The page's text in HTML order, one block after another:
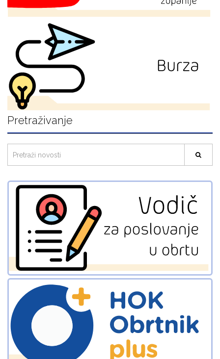
Pretraživanje